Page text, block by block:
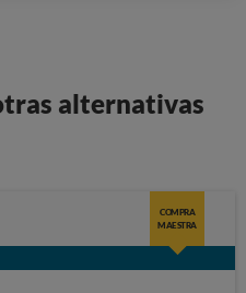
alternativas
COMPRA
MAESTRA